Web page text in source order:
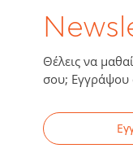
Θέλεις να
σου; Εγγράψου